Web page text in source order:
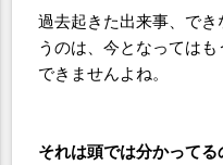
過去起きた出来事、で
うのは、今となっては
できませんよね。
それは頭では分かってる